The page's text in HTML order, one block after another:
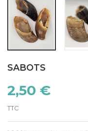
SABOTS
2,50 €
TTC